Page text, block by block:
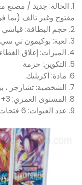
1. الحالة: جديد /
مفتوح وغير تالف (بما
2. حجم البطاقة: قياسي
3. لعبة: بوكيمون تي سي جي
4. الميزات: إغلاق الغطاء المفصلي
5. التكوين: حزمة
6. مادة: أكريليك
7. الشخصية: تشارجر ، بيكاتشو
8. المستوى العمري: 3+
9. عدد العبوات: 6 فتحات العبوات